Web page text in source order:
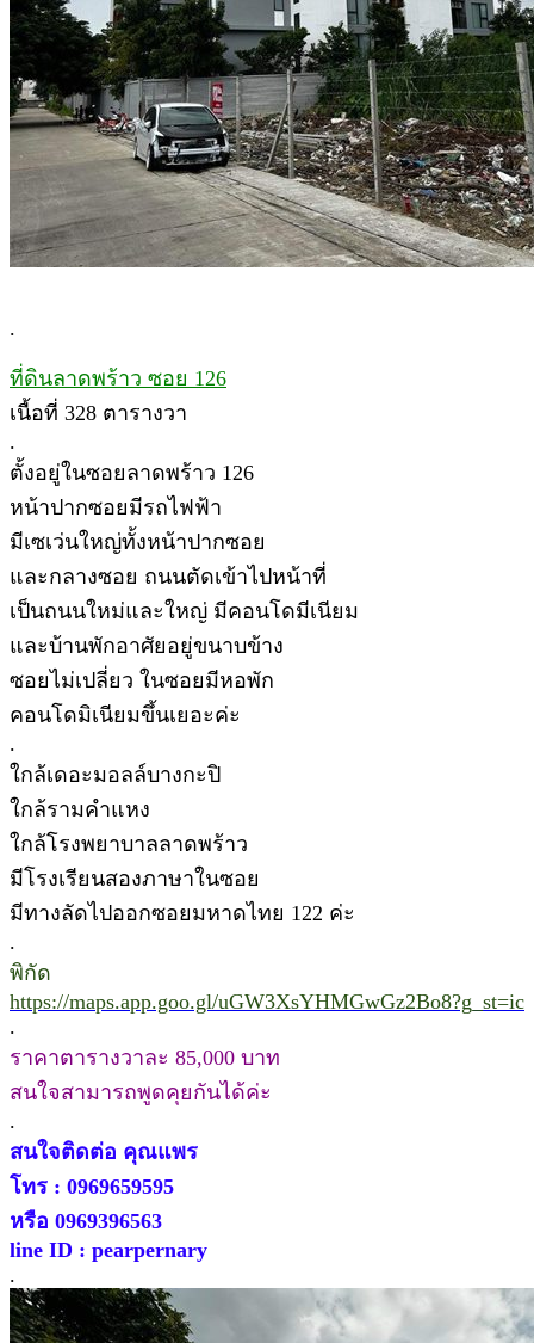
.
ที่ดินลาดพร้าว ซอย 126
เนื้อที่ 328 ตารางวา
.
ตั้งอยู่ในซอยลาดพร้าว 126
หน้าปากซอยมีรถไฟฟ้า
มีเซเว่นใหญ่ทั้งหน้าปากซอย
และกลางซอย ถนนตัดเข้าไปหน้าที่
เป็นถนนใหม่และใหญ่ มีคอนโดมีเนียม
และบ้านพักอาศัยอยู่ขนาบข้าง
ซอยไม่เปลี่ยว ในซอยมีหอพัก
คอนโดมิเนียมขึ้นเยอะค่ะ
.
ใกล้เดอะมอลล์บางกะปิ
ใกล้รามคำแหง
ใกล้โรงพยาบาลลาดพร้าว
มีโรงเรียนสองภาษาในซอย
มีทางลัดไปออกซอยมหาดไทย 122 ค่ะ
.
พิกัด
https://maps.app.goo.gl/uGW3XsYHMGwGz2Bo8?g_st=ic
.
ราคาตารางวาละ 85,000 บาท
สนใจสามารถพูดคุยกันได้ค่ะ
.
สนใจติดต่อ คุณแพร
โทร : 0969659595
หรือ 0969396563
line ID : pearpernary
.